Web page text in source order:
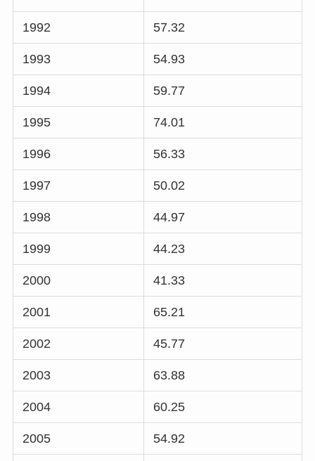
1992 57.32
1993 54.93
1994 59.77
1995 74.01
1996 56.33
1997 50.02
1998 44.97
1999 44.23
2000 41.33
2001 65.21
2002 45.77
2003 63.88
2004 60.25
2005 54.92